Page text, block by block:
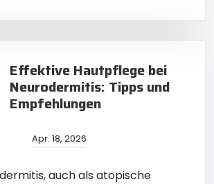
Effektive Hautpflege bei
Neurodermitis: Tipps und
Empfehlungen
Apr. 18, 2026
auch als atopische